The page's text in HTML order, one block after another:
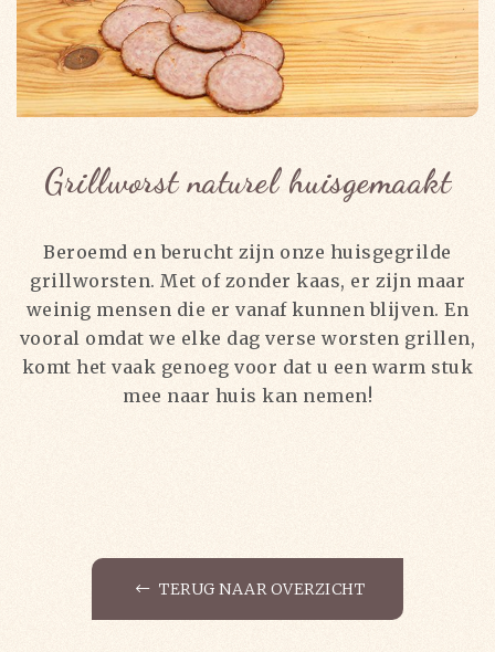
Grillworst naturel huisgemaakt
Beroemd en berucht zijn onze huisgegrilde
grillworsten. Met of zonder kaas, er zijn maar
weinig mensen die er vanaf kunnen blijven. En
vooral omdat we elke dag verse worsten grillen,
komt het vaak genoeg voor dat u een warm stuk
mee naar huis kan nemen!
TERUG NAAR OVERZICHT